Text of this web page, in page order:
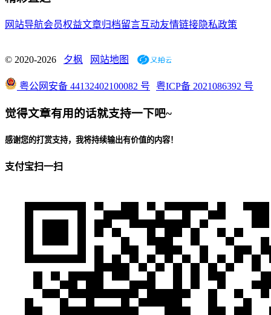
网站导航会员权益文章归档留言互动友情链接隐私政策
© 2020-2026 夕枫 网站地图
粤公网安备 44132402100082 号 粤ICP备 2021086392 号
觉得文章有用的话就支持一下吧~
感谢您的打赏支持，我将持续输出有价值的内容！
支付宝扫一扫